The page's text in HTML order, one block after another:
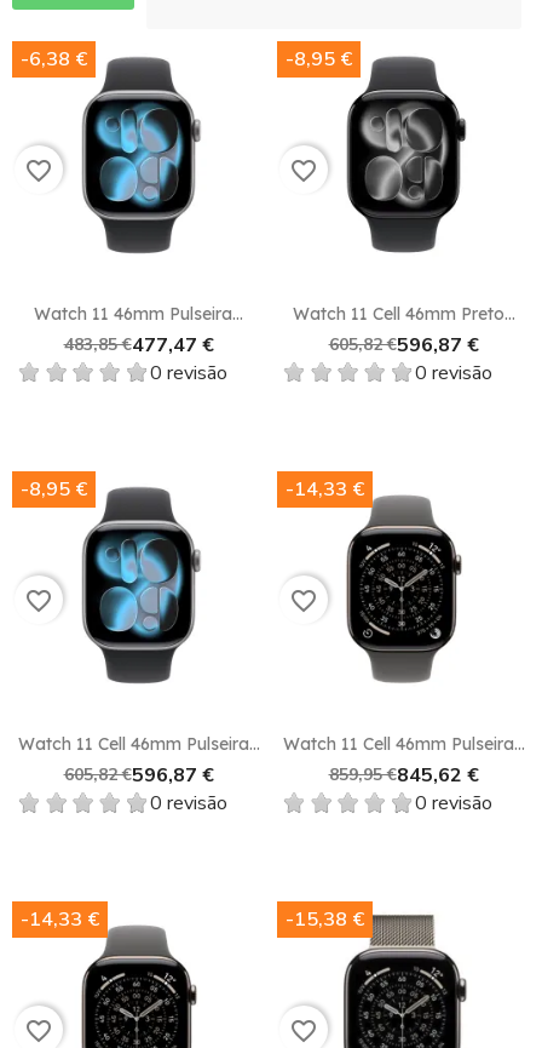
Watch 11 46mm Pulseira...
483,85 €477,47 €
0 revisão
-6,38 €
favorite_border
Watch 11 Cell 46mm Preto...
605,82 €596,87 €
0 revisão
-8,95 €
favorite_border
Watch 11 Cell 46mm Pulseira...
605,82 €596,87 €
0 revisão
-8,95 €
favorite_border
Watch 11 Cell 46mm Pulseira...
859,95 €845,62 €
0 revisão
-14,33 €
favorite_border
-14,33 €
favorite_border
-15,38 €
favorite_border